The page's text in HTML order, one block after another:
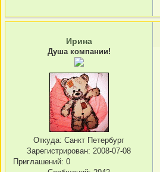
Ирина
Душа компании!
Откуда: Санкт Петербург
Зарегистрирован: 2008-07-08
Приглашений: 0